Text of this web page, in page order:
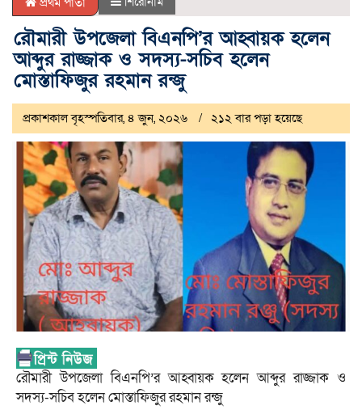
রৌমারী উপজেলা বিএনপি’র আহ্বায়ক হলেন
আব্দুর রাজ্জাক ও সদস্য-সচিব হলেন
মোস্তাফিজুর রহমান রন্জু
প্রকাশকাল বৃহস্পতিবার, ৪ জুন, ২০২৬ ২১২ বার পড়া হয়েছে
রৌমারী উপজেলা বিএনপি’র আহ্বায়ক হলেন আব্দুর রাজ্জাক ও
সদস্য-সচিব হলেন মোস্তাফিজুর রহমান রন্জু